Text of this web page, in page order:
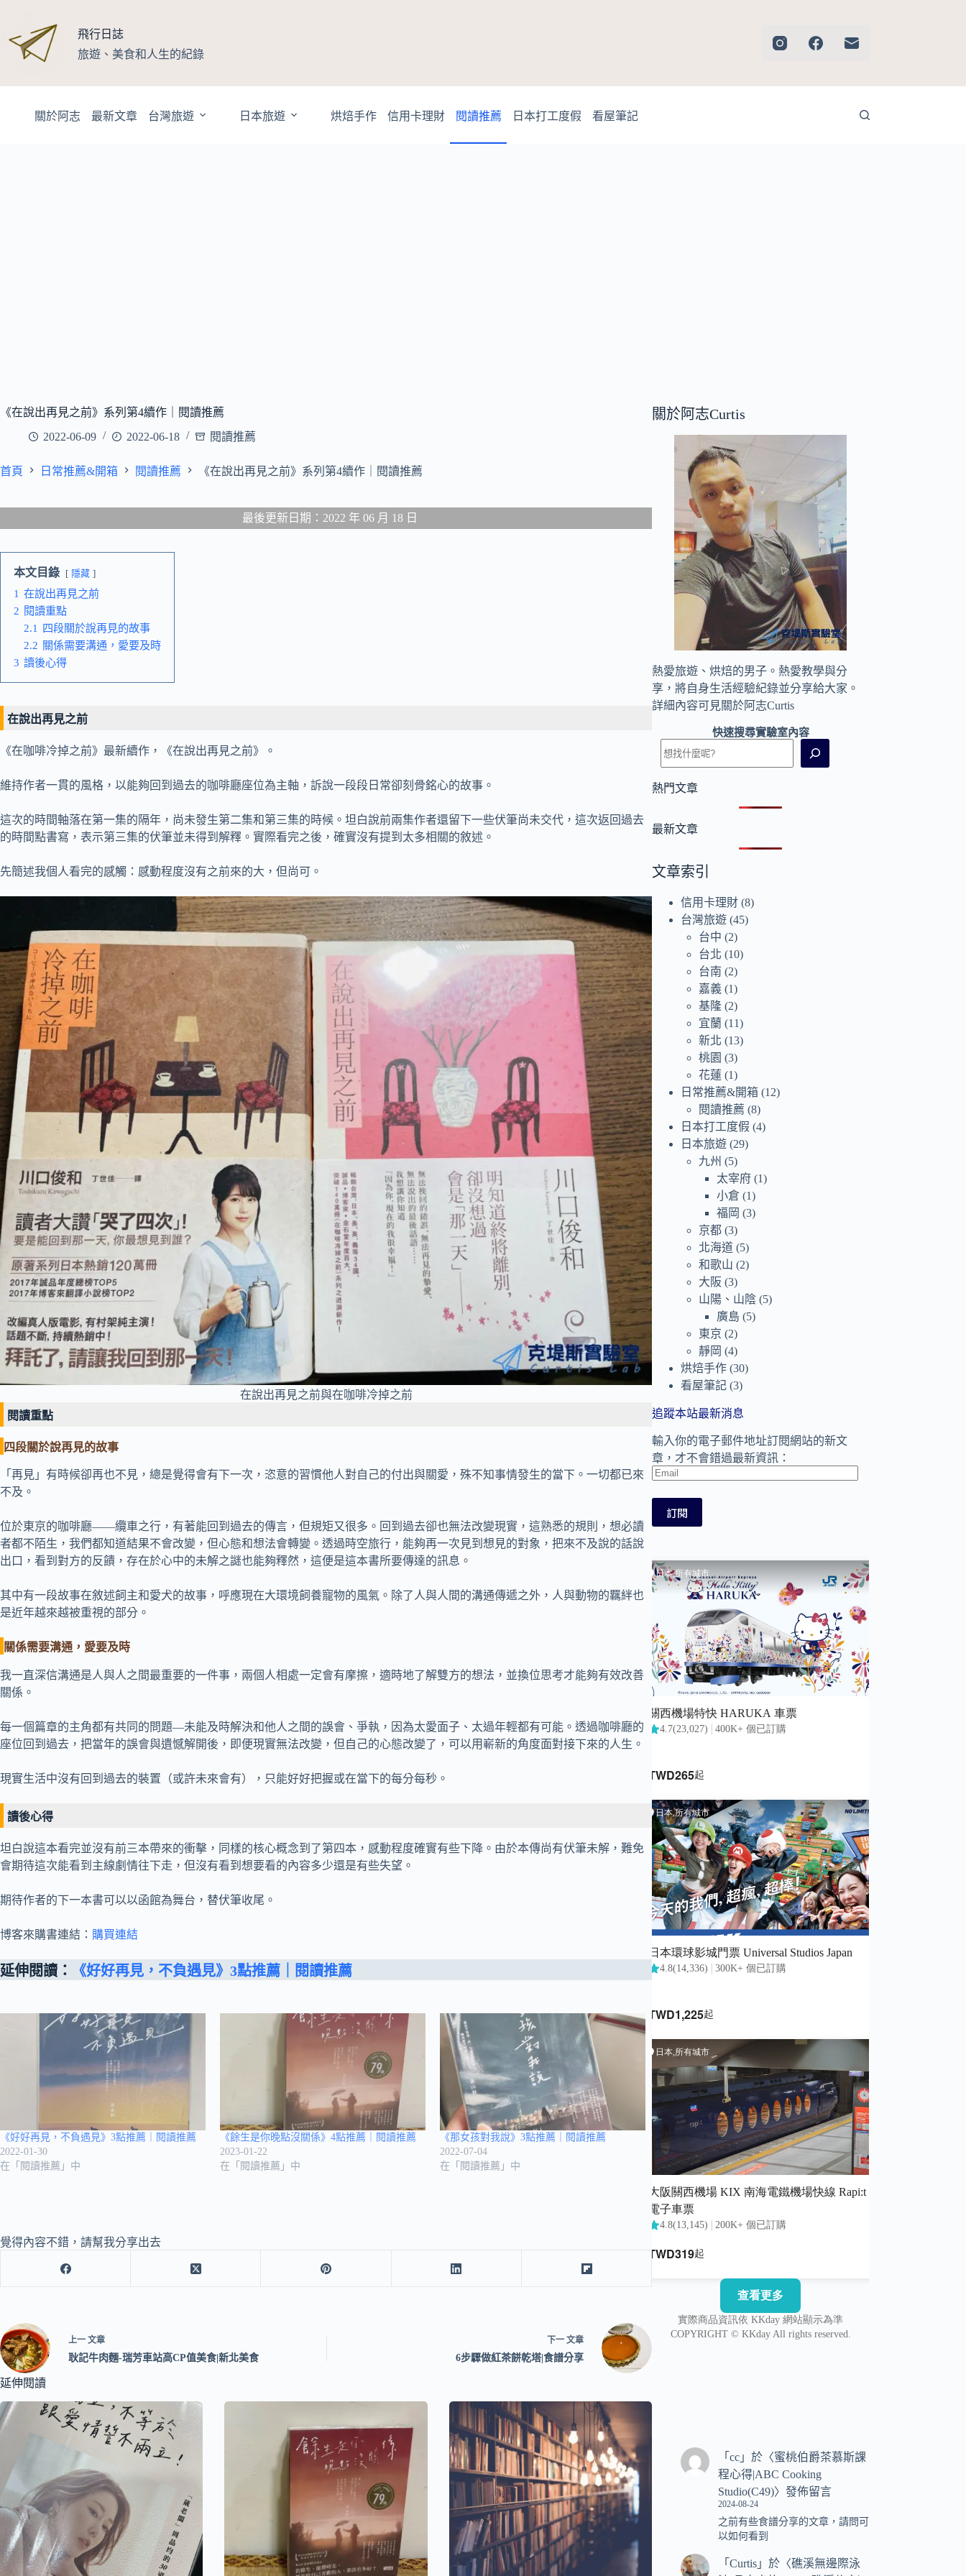
主
飛行日誌
旅遊、美食和人生的紀錄
關於阿志 最新文章 台灣旅遊 日本旅遊 烘焙手作 信用卡理財 閱讀推薦 日本打工度假 看屋筆記
《在說出再見之前》系列第4續作｜閱讀推薦
2022-06-09
2022-06-18 閱讀推薦
首頁 日常推薦&開箱 閱讀推薦 《在說出再見之前》系列第4續作｜閱讀推薦
最後更新日期：2022 年 06 月 18 日
本文目錄 隱藏
1 在說出再見之前
2 閱讀重點
2.1 四段關於說再見的故事
2.2 關係需要溝通，愛要及時
3 讀後心得
在說出再見之前
《在咖啡冷掉之前》最新續作，《在說出再見之前》。
維持作者一貫的風格，以能夠回到過去的咖啡廳座位為主軸，訴說一段段日常卻刻骨銘心的故事。
這次的時間軸落在第一集的隔年，尚未發生第二集和第三集的時候。坦白說前兩集作者還留下一些伏筆尚未交代，這次返回過去
的時間點書寫，表示第三集的伏筆並未得到解釋。實際看完之後，確實沒有提到太多相關的敘述。
先簡述我個人看完的感觸：感動程度沒有之前來的大，但尚可。
在說出再見之前與在咖啡冷掉之前
閱讀重點
四段關於說再見的故事
「再見」有時候卻再也不見，總是覺得會有下一次，恣意的習慣他人對自己的付出與關愛，殊不知事情發生的當下。一切都已來
不及。
位於東京的咖啡廳——纜車之行，有著能回到過去的傳言，但規矩又很多。回到過去卻也無法改變現實，這熟悉的規則，想必讀
者都不陌生，我們都知道結果不會改變，但心態和想法會轉變。透過時空旅行，能夠再一次見到想見的對象，把來不及說的話說
出口，看到對方的反饋，存在於心中的未解之謎也能夠釋然，這便是這本書所要傳達的訊息。
其中有一段故事在敘述飼主和愛犬的故事，呼應現在大環境飼養寵物的風氣。除了人與人間的溝通傳遞之外，人與動物的羈絆也
是近年越來越被重視的部分。
關係需要溝通，愛要及時
我一直深信溝通是人與人之間最重要的一件事，兩個人相處一定會有摩擦，適時地了解雙方的想法，並換位思考才能夠有效改善
關係。
每一個篇章的主角都有共同的問題—未能及時解決和他人之間的誤會、爭執，因為太愛面子、太過年輕都有可能。透過咖啡廳的
座位回到過去，把當年的誤會與遺憾解開後，即便現實無法改變，但自己的心態改變了，可以用嶄新的角度面對接下來的人生。
現實生活中沒有回到過去的裝置（或許未來會有），只能好好把握或在當下的每分每秒。
讀後心得
坦白說這本看完並沒有前三本帶來的衝擊，同樣的核心概念到了第四本，感動程度確實有些下降。由於本傳尚有伏筆未解，難免
會期待這次能看到主線劇情往下走，但沒有看到想要看的內容多少還是有些失望。
期待作者的下一本書可以以函館為舞台，替伏筆收尾。
博客來購書連結： 購買連結
延伸閱讀： 《好好再見，不負遇見》3點推薦｜閱讀推薦
《好好再見，不負遇見》3點推薦｜閱讀推薦
2022-01-30
在「閱讀推薦」中
《餘生是你晚點沒關係》4點推薦｜閱讀推薦
2023-01-22
在「閱讀推薦」中
《那女孩對我說》3點推薦｜閱讀推薦
2022-07-04
在「閱讀推薦」中
覺得內容不錯，請幫我分享出去
上一 文章
耿記牛肉麵-瑞芳車站高CP值美食|新北美食
下一文章
6步驟做紅茶餅乾塔|食譜分享
延伸閱讀
關於阿志Curtis
熱愛旅遊、烘焙的男子。熱愛教學與分
享，將自身生活經驗紀錄並分享給大家。
詳細內容可見關於阿志Curtis
快速搜尋實驗室內容
熱門文章
最新文章
文章索引
信用卡理財 (8)
台灣旅遊 (45)
台中 (2)
台北 (10)
台南 (2)
嘉義 (1)
基隆 (2)
宜蘭 (11)
新北 (13)
桃園 (3)
花蓮 (1)
日常推薦&開箱 (12)
閱讀推薦 (8)
日本打工度假 (4)
日本旅遊 (29)
九州 (5)
太宰府 (1)
小倉 (1)
福岡 (3)
京都 (3)
北海道 (5)
和歌山 (2)
大阪 (3)
山陽、山陰 (5)
廣島 (5)
東京 (2)
靜岡 (4)
烘焙手作 (30)
看屋筆記 (3)
追蹤本站最新消息
輸入你的電子郵件地址訂閱網站的新文
章，才不會錯過最新資訊：
Email
訂閱
「cc 」於〈蜜桃伯爵茶慕斯課
程心得|ABC Cooking
Studio(C49)〉發佈留言
2024-08-24
之前有些食譜分享的文章，請問可
以如何看到
「Curtis 」於〈礁溪無邊際泳